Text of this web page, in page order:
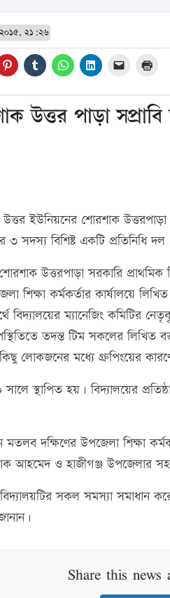
২০১৫, ২১:২৬
উত্তর পাড়া
ইউনিয়নের শোরশাক
সদস্য বিশিষ্ট একটি প্রতিনিধি
উত্তরপাড়া সরকারি প্রাথমিক
শিক্ষা কর্মকর্তার কার্যালয়ে
বিদ্যালয়ের ম্যানেজিং কমিটির
তদন্ত টিম সকলের লিখিত
লোকজনের মধ্যে গ্রুপিংয়ের
স্থাপিত হয়। বিদ্যালয়ের
মতলব দক্ষিণের উপজেলা শিক্ষা
আহমেদ ও হাজীগঞ্জ উপজেলার
সকল সমস্যা সমাধান
Share this